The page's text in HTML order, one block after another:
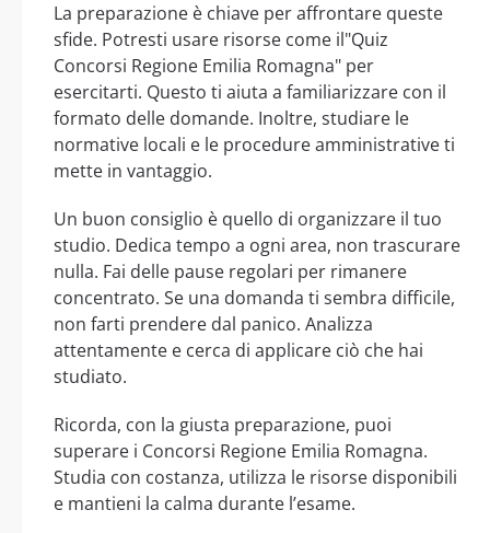
La preparazione è chiave per affrontare queste
sfide. Potresti usare risorse come il"Quiz
Concorsi Regione Emilia Romagna" per
esercitarti. Questo ti aiuta a familiarizzare con il
formato delle domande. Inoltre, studiare le
normative locali e le procedure amministrative ti
mette in vantaggio.
Un buon consiglio è quello di organizzare il tuo
studio. Dedica tempo a ogni area, non trascurare
nulla. Fai delle pause regolari per rimanere
concentrato. Se una domanda ti sembra difficile,
non farti prendere dal panico. Analizza
attentamente e cerca di applicare ciò che hai
studiato.
Ricorda, con la giusta preparazione, puoi
superare i Concorsi Regione Emilia Romagna.
Studia con costanza, utilizza le risorse disponibili
e mantieni la calma durante l’esame.